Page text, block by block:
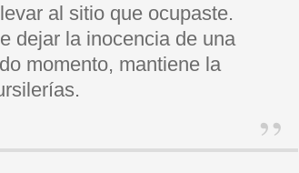
al sitio que ocupaste.
dejar la inocencia de una
momento, mantiene la